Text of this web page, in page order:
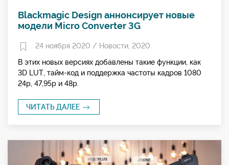
Blackmagic Design аннонсирует новые
модели Micro Converter 3G
24 ноября 2020 / Новости 2020
В этих новых версиях добавлены такие функции, как
3D LUT, тайм-код и поддержка частоты кадров 1080
24p, 47,95p и 48p.
ЧИТАТЬ ДАЛЕЕ